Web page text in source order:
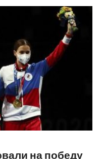
на победу